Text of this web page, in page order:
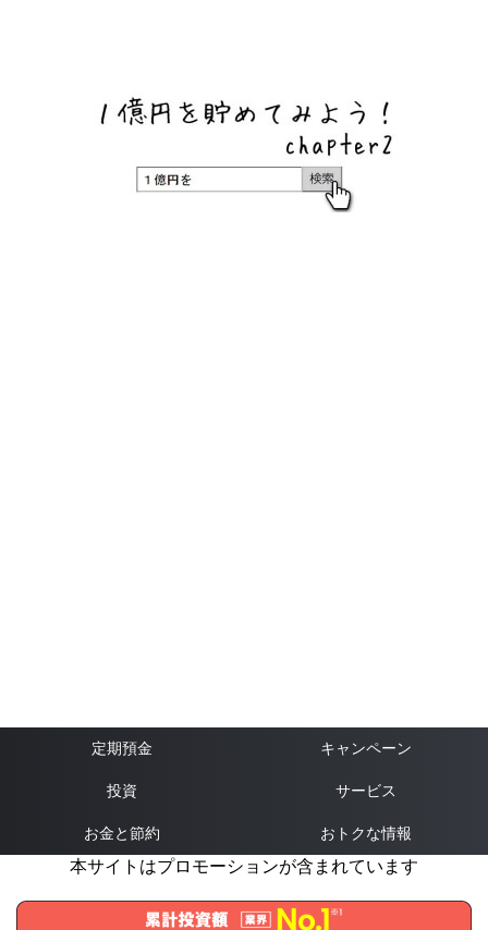
定期預金 キャンペーン
投資 サービス
お金と節約 おトクな情報
本サイトはプロモーションが含まれています